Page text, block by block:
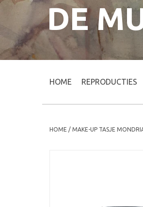
DE
HOME REPRODUCTIES
HOME / MAKE-UP TASJE